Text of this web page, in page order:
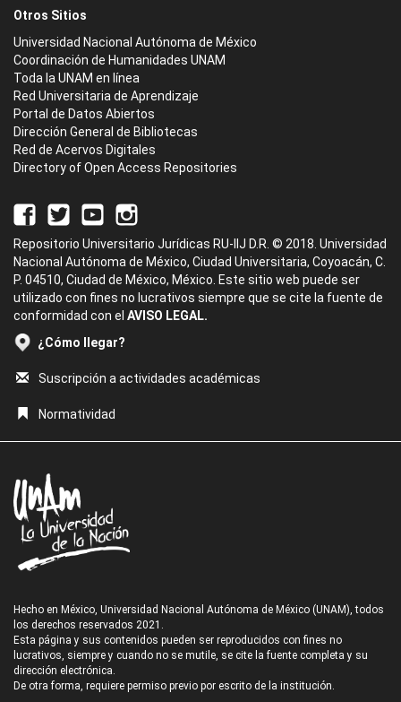
Otros Sitios
Universidad Nacional Autónoma de México
Coordinación de Humanidades UNAM
Toda la UNAM en línea
Red Universitaria de Aprendizaje
Portal de Datos Abiertos
Dirección General de Bibliotecas
Red de Acervos Digitales
Directory of Open Access Repositories
Repositorio Universitario Jurídicas RU-IIJ D.R. © 2018. Universidad
Nacional Autónoma de México, Ciudad Universitaria, Coyoacán, C.
P. 04510, Ciudad de México, México. Este sitio web puede ser
utilizado con fines no lucrativos siempre que se cite la fuente de
conformidad con el AVISO LEGAL.
¿Cómo llegar?
Suscripción a actividades académicas
Normatividad
Hecho en México, Universidad Nacional Autónoma de México (UNAM), todos
los derechos reservados 2021.
Esta página y sus contenidos pueden ser reproducidos con fines no
lucrativos, siempre y cuando no se mutile, se cite la fuente completa y su
dirección electrónica.
De otra forma, requiere permiso previo por escrito de la institución.